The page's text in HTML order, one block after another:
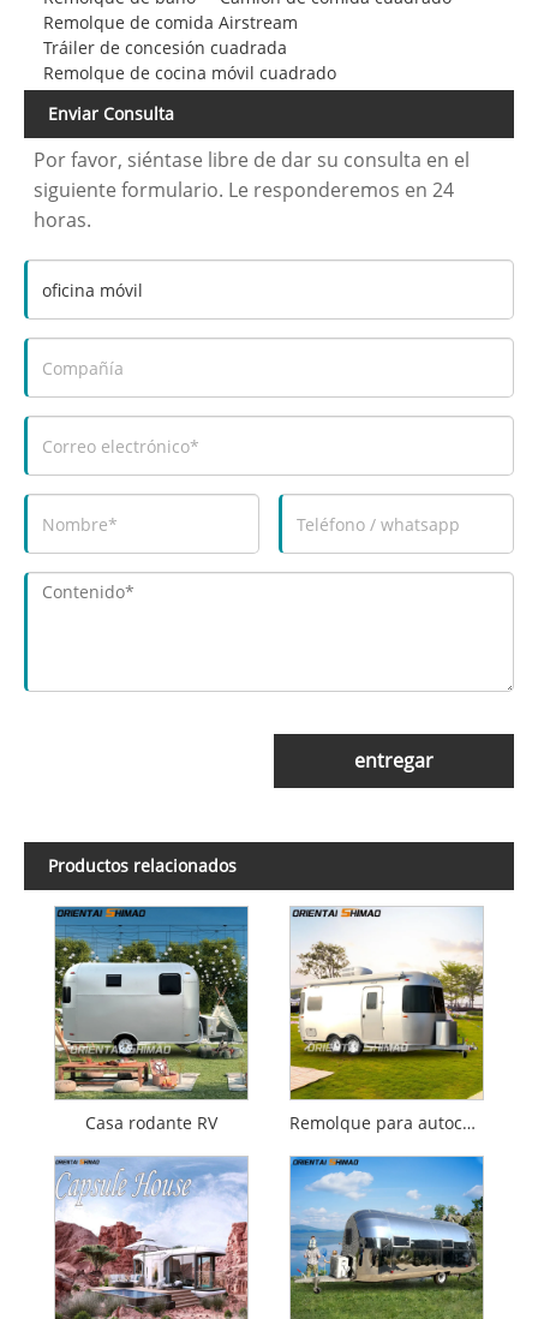
Remolque de comida Airstream
Tráiler de concesión cuadrada
Remolque de cocina móvil cuadrado
Enviar Consulta
Por favor, siéntase libre de dar su consulta en el
siguiente formulario. Le responderemos en 24
horas.
entregar
Productos relacionados
Casa rodante RV Remolque para autocaravana